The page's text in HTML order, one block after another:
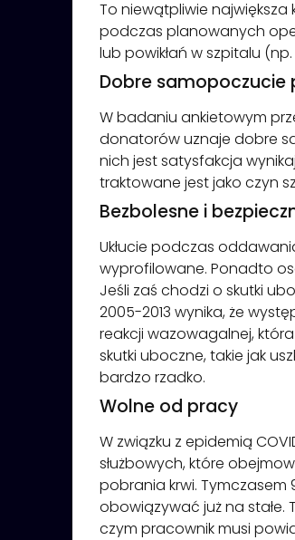
To niewątpliwie
podczas planowanych
lub powikłań w szpitalu
Dobre samopoczucie
W badaniu ankietowym
donatorów uznaje dobre
nich jest satysfakcja
traktowane jest jako czyn
Bezbolesne i
Ukłucie podczas
wyprofilowane. Ponadto
Jeśli zaś chodzi o skutki
2005-2013 wynika, że
reakcji wazowagalnej,
skutki uboczne, takie jak
bardzo rzadko.
Wolne od pracy
W związku z epidemią
służbowych, które
pobrania krwi. Tymczasem
obowiązywać już na
czym pracownik musi